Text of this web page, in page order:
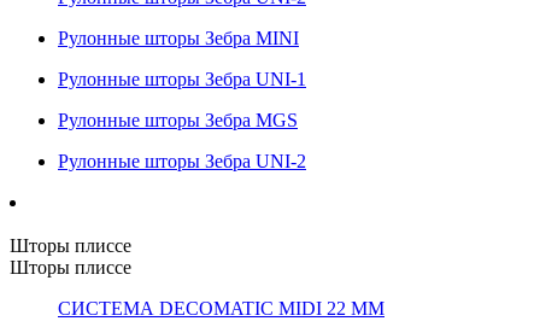
Рулонные шторы Зебра MINI
Рулонные шторы Зебра UNI-1
Рулонные шторы Зебра MGS
Рулонные шторы Зебра UNI-2
Шторы плиссе
Шторы плиссе
СИСТЕМА DECOMATIC MIDI 22 ММ